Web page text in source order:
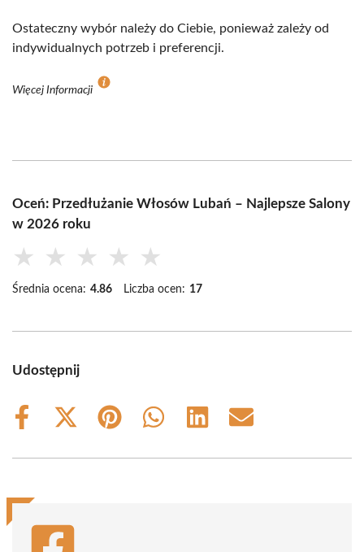
Ostateczny wybór należy do Ciebie, ponieważ zależy od
indywidualnych potrzeb i preferencji.
Więcej Informacji
Oceń: Przedłużanie Włosów Lubań – Najlepsze Salony
w 2026 roku
★ ★ ★ ★ ★
Średnia ocena: 4.86 Liczba ocen: 17
Udostępnij
Share
Share
(Twitter)
Share
Share
Share
Share